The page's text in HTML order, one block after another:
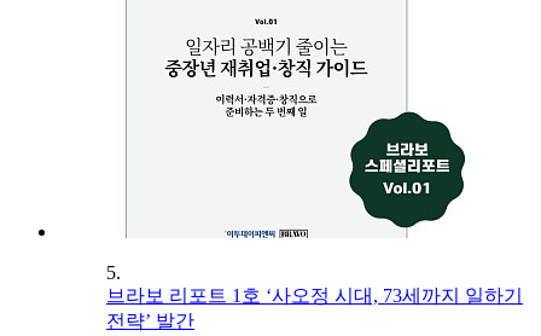
5.
브라보 리포트 1호 ‘사오정 시대, 73세까지 일하기
전략’ 발간